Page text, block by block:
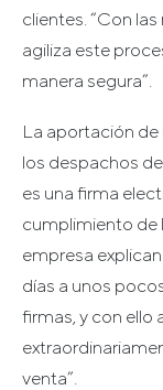
clientes. “Con
agiliza este
manera segura”.
La aportación
los despachos
es una firma
cumplimiento de
empresa
días a unos
firmas, y con
venta”.